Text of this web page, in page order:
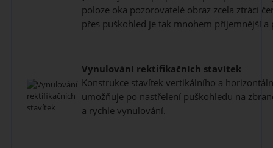
poloze oka pozorovatelé obraz zcela ztrácí
přes puškohled je tak mnohem příjemnější a
Vynulování rektifikačních stavítek
Konstrukce stavítek vertikálního a
umožňuje po nastřelení puškohledu na
a rychle vynulování.